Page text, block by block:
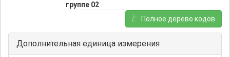
группе 02
Полное дерево кодов
Дополнительная единица измерения